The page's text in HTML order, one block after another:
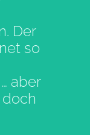
Der
so
aber
doch